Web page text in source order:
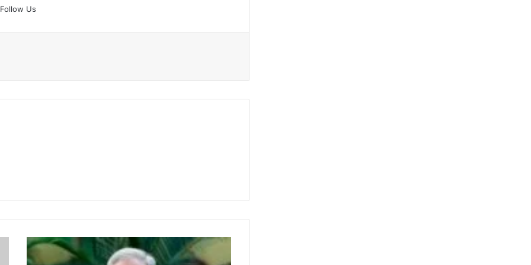
Follow Us
Chief
Minister